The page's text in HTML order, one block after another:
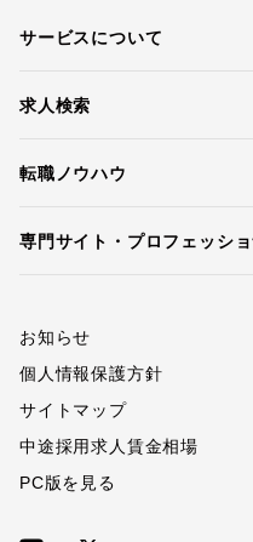
サービスについて
求人検索
転職ノウハウ
専門サイト・プロフェッシ
お知らせ
個人情報保護方針
サイトマップ
中途採用求人賃金相場
PC版を見る